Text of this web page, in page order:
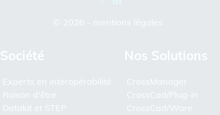
© 2026 - mentions légales
Société
Experts en interopérabilité
Raison d'être
Datakit et STEP
Nos Solutions
CrossManager
CrossCad/Plug-in
CrossCad/Ware